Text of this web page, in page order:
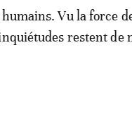
Vu la force
restent de